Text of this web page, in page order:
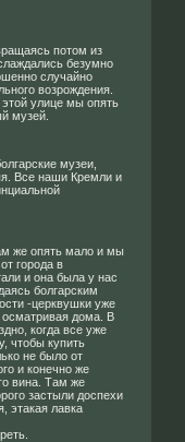
потом из
безумно
случайно
возрождения.
улице мы опять
музей.
музеи,
Все наши Кремли и
же опять мало и мы
города в
и она была у нас
болгарским
-церквушки уже
дома. В
когда все уже
чтобы купить
не было от
и конечно же
вина. Там же
застыли доспехи
этакая лавка